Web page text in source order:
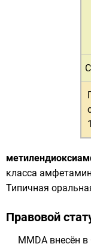
класса
Типичная
Правовой
MMDA внесён в